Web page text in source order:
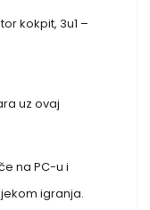
kokpit, 3u1 –
uz ovaj
na PC-u i
igranja.